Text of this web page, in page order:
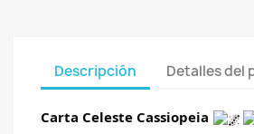
Descripción Detalles del
Carta Celeste Cassiopeia